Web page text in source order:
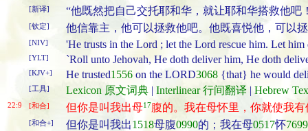
[新译] “他既然把自己交托耶和华，就让耶和华搭救他
[钦定] 他信靠主，他可以拯救他吧。他既喜悦他，可以
[NIV] 'He trusts in the Lord ; let the Lord rescue him. Let
[YLT] `Roll unto Jehovah, He doth deliver him, He doth
[KJV+] He trusted1556 on the LORD3068 {that} he would
[工具] Lexicon 原文词典 | Interlinear 行间翻译 | Hebrew
22:9 [和合] 但你是叫我出母17腹的。我在母怀里，你就使我
[和合+] 但你是叫我出1518母腹0990的；我在母0517怀7699